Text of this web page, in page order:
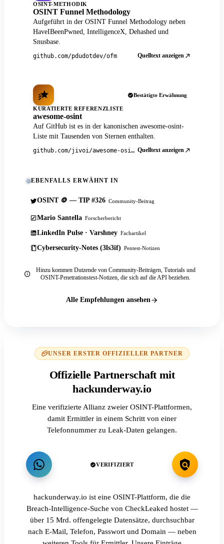
OSINT-METHODIK
OSINT Funnel Methodology
Aufgeführt in der OSINT Funnel Methodology neben
HaveIBeenPwned, IntelligenceX, Dehashed und
Snusbase.
github.com/pdudotdev/ofm Quelltext anzeigen
Bestätigte Erwähnung
KURATIERTE REFERENZLISTE
awesome-osint
Auf GitHub ist es in der kanonischen awesome-osint-
Liste mit Tausenden von Sternen enthalten.
github.com/jivoi/awesome-osint Quelltext anzeigen
EBENFALLS ERWÄHNT IN
OSINT 🪙 — TIP #326 Community-Beitrag
Mario Santella Forscherbericht
LinkedIn Pulse · Varshney Fachartikel
Cybersecurity-Notes (3ls3if) Pentest-Notizen
Hinzu kommen Dutzende von Community-Beiträgen, Tutorials und
OSINT-Penetrationstest-Notizen, die sich auf die API beziehen.
Alle Empfehlungen ansehen
UNSER ERSTER OFFIZIELLER PARTNER
Offizielle Partnerschaft mit
hackunderway.io
Eine verifizierte Allianz zweier OSINT-Plattformen,
damit Ermittler in einem Schritt von einer
Telefonnummer zu Leak-Daten gelangen.
VERIFIZIERT
hackunderway.io ist eine OSINT-Plattform, die die
Breach-Intelligence-Suche von CheckLeaked hostet —
über 15 Mrd. offengelegte Datensätze, durchsuchbar
nach E-Mail, Telefon, Passwort und Domain — neben